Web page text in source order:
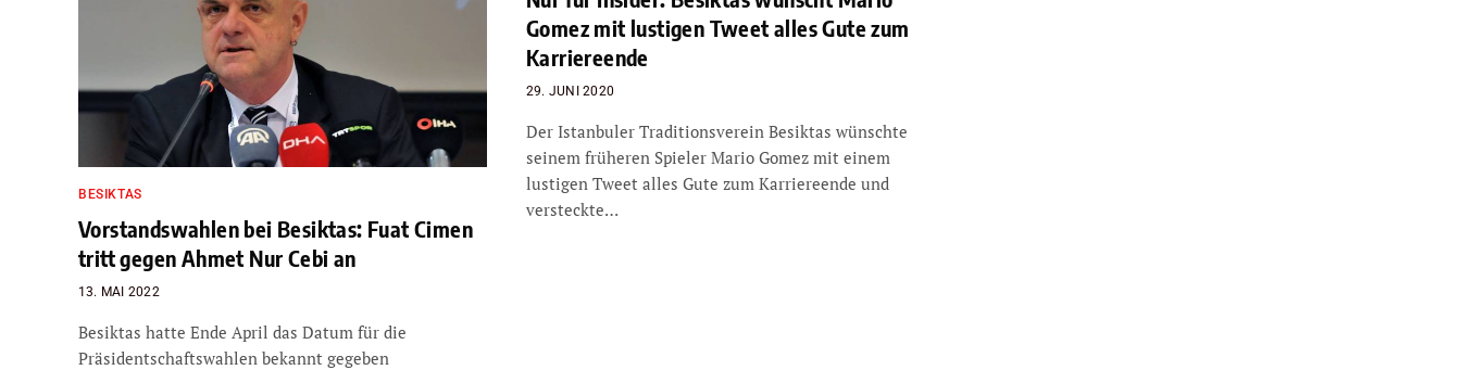
BESIKTAS
Vorstandswahlen bei Besiktas: Fuat Cimen
tritt gegen Ahmet Nur Cebi an
13. MAI 2022
Besiktas hatte Ende April das Datum für die
Präsidentschaftswahlen bekannt gegeben
Gomez mit lustigen Tweet alles Gute zum
Karriereende
29. JUNI 2020
Der Istanbuler Traditionsverein Besiktas wünschte
seinem früheren Spieler Mario Gomez mit einem
lustigen Tweet alles Gute zum Karriereende und
versteckte…